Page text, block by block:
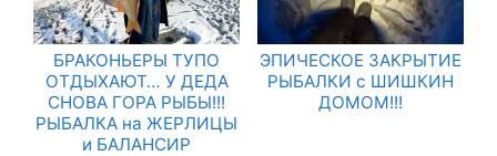
БРАКОНЬЕРЫ ТУПО
ОТДЫХАЮТ… У ДЕДА
СНОВА ГОРА РЫБЫ!!!
РЫБАЛКА на ЖЕРЛИЦЫ
и БАЛАНСИР
ЭПИЧЕСКОЕ ЗАКРЫТИЕ
РЫБАЛКИ с ШИШКИН
ДОМОМ!!!